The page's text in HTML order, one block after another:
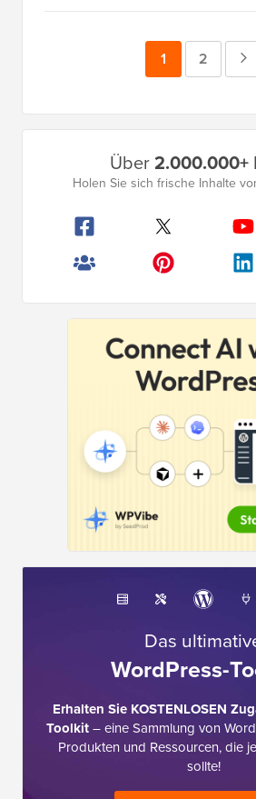
Seite
1 Seite
2
Seitenleistenmenü
Über2.000.000+
Holen Sie sich frische Inhalte
Das
WordPress-
Erhalten Sie KOSTENLOSEN
Toolkit– eine Sammlung von
Produkten und Ressourcen, die
sollte!